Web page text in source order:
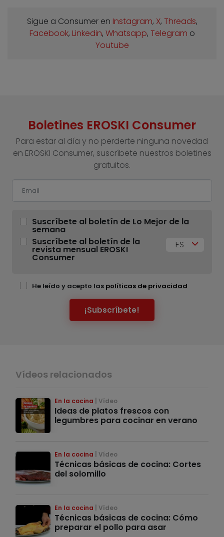
Sigue a Consumer en Instagram, X, Threads,
Facebook, Linkedin, Whatsapp, Telegram o
Youtube
Boletines EROSKI Consumer
Para estar al día y no perderte ninguna novedad
en EROSKI Consumer, suscríbete nuestros boletines
gratuitos.
Suscríbete al boletín de Lo Mejor de la
semana
Suscríbete al boletín de la
revista mensual EROSKI
Consumer
ES
He leído y acepto las políticas de privacidad
¡Subscríbete!
Vídeos relacionados
En la cocina Vídeo
Ideas de platos frescos con
legumbres para cocinar en verano
En la cocina Vídeo
Técnicas básicas de cocina: Cortes
del solomillo
En la cocina Vídeo
Técnicas básicas de cocina: Cómo
preparar el pollo para asar